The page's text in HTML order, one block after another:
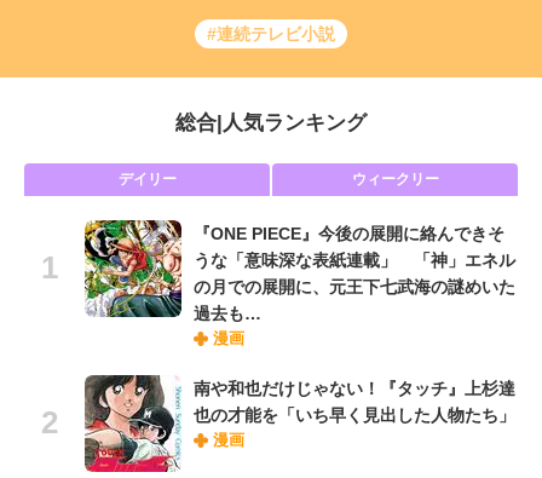
#連続テレビ小説
総合 人気ランキング
デイリー ウィークリー
『ONE PIECE』今後の展開に絡んできそ
うな「意味深な表紙連載」 「神」エネル
の月での展開に、元王下七武海の謎めいた
過去も…
漫画
南や和也だけじゃない！『タッチ』上杉達
也の才能を「いち早く見出した人物たち」
漫画